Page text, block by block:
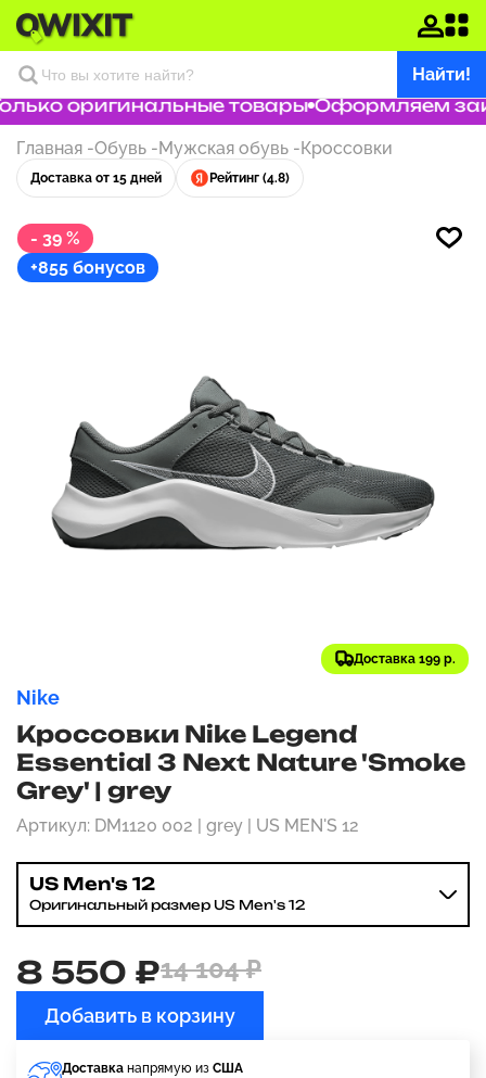
Найти!
оригинальные товары Оформляем
Главная -Обувь -Мужская обувь -Кроссовки
Доставка от 15 дней Рейтинг (4.8)
- 39 %
+855 бонусов
Доставка 199 р.
Nike
Кроссовки Nike Legend
Essential 3 Next Nature 'Smoke
Grey' | grey
Артикул: DM1120 002 | grey | US MEN'S 12
US Men's 12
Оригинальный размер US Men's 12
8 550 ₽14 104 ₽
Добавить в корзину
Доставка напрямую из США